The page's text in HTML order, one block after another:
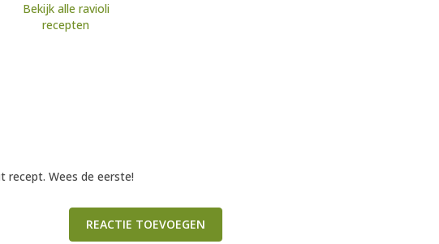
Bekijk alle ravioli
recepten
recept. Wees de eerste!
REACTIE TOEVOEGEN